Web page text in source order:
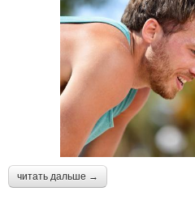
читать дальше →